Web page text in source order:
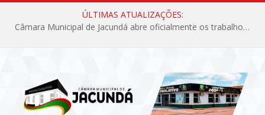
ÚLTIMAS ATUALIZAÇÕES:
Câmara Municipal de Jacundá abre oficialmente os trabalhos legislativos de 2026